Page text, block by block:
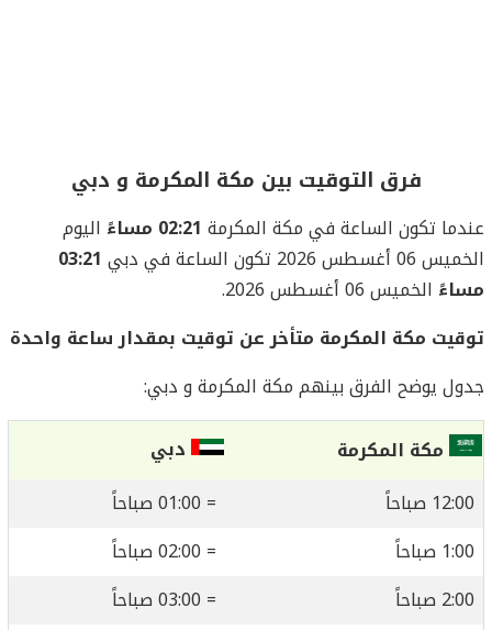
فرق التوقيت بين مكة المكرمة و دبي
عندما تكون الساعة في مكة المكرمة 02:21 مساءً
اليوم
الخميس 06 أغسطس 2026 تكون الساعة في دبي
03:21
مساءً الخميس 06 أغسطس 2026.
توقيت مكة المكرمة متأخر عن توقيت بمقدار ساعة واحدة
جدول يوضح الفرق بينهم مكة المكرمة و دبي:
مكة المكرمة
دبي
12:00 صباحاً
= 01:00 صباحاً
1:00 صباحاً
= 02:00 صباحاً
2:00 صباحاً
= 03:00 صباحاً